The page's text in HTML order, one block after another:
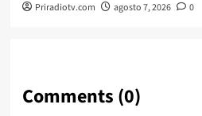
Priradiotv.com agosto 7, 2026 0
Comments (0)